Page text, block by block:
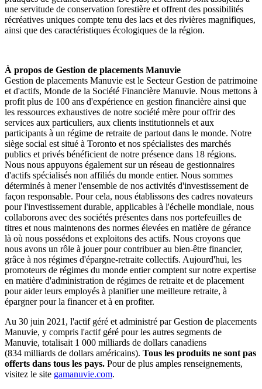
une servitude de conservation forestière et offrent des possibilités
récréatives uniques compte tenu des lacs et des rivières magnifiques,
ainsi que des caractéristiques écologiques de la région.
À propos de Gestion de placements Manuvie
Gestion de placements Manuvie est le Secteur Gestion de patrimoine
et d'actifs, Monde de la Société Financière Manuvie. Nous mettons à
profit plus de 100 ans d'expérience en gestion financière ainsi que
les ressources exhaustives de notre société mère pour offrir des
services aux particuliers, aux clients institutionnels et aux
participants à un régime de retraite de partout dans le monde. Notre
siège social est situé à Toronto et nos spécialistes des marchés
publics et privés bénéficient de notre présence dans 18 régions.
Nous nous appuyons également sur un réseau de gestionnaires
d'actifs spécialisés non affiliés du monde entier. Nous sommes
déterminés à mener l'ensemble de nos activités d'investissement de
façon responsable. Pour cela, nous établissons des cadres novateurs
pour l'investissement durable, applicables à l'échelle mondiale, nous
collaborons avec des sociétés présentes dans nos portefeuilles de
titres et nous maintenons des normes élevées en matière de gérance
là où nous possédons et exploitons des actifs. Nous croyons que
nous avons un rôle à jouer pour contribuer au bien-être financier,
grâce à nos régimes d'épargne-retraite collectifs. Aujourd'hui, les
promoteurs de régimes du monde entier comptent sur notre expertise
en matière d'administration de régimes de retraite et de placement
pour aider leurs employés à planifier une meilleure retraite, à
épargner pour la financer et à en profiter.
Au 30 juin 2021, l'actif géré et administré par Gestion de placements
Manuvie, y compris l'actif géré pour les autres segments de
Manuvie, totalisait 1 000 milliards de dollars canadiens
(834 milliards de dollars américains). Tous les produits ne sont pas
offerts dans tous les pays. Pour de plus amples renseignements,
visitez le site gamanuvie.com.